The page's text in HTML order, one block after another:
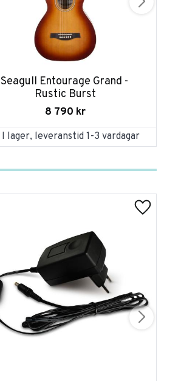
Seagull Entourage Grand -
Rustic Burst
8 790 kr
I lager, leveranstid 1-3 vardagar